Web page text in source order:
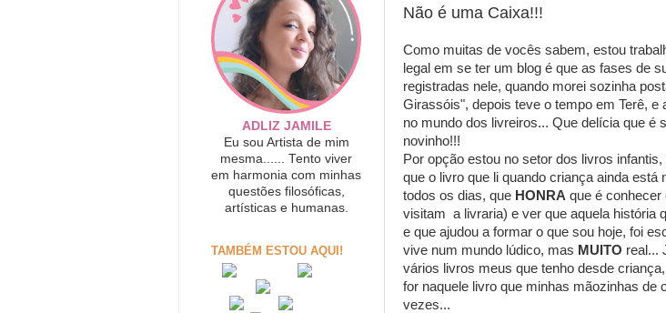
Não é uma Caixa!!!
Como muitas de vocês sabem, estou
legal em se ter um blog é que as fases de
registradas nele, quando morei sozinha
Girassóis", depois teve o tempo em Terê, e
no mundo dos livreiros... Que delícia que é
novinho!!!
Por opção estou no setor dos livros infantis,
que o livro que li quando criança ainda está
todos os dias, que HONRA que é
visitam a livraria) e ver que aquela história
e que ajudou a formar o que sou hoje, foi
vive num mundo lúdico, mas MUITO real...
vários livros meus que tenho desde
for naquele livro que minhas mãozinhas de
vezes...
ADLIZ JAMILE
Eu sou Artista de mim
mesma...... Tento viver
em harmonia com minhas
questões filosóficas,
artísticas e humanas.
TAMBÉM ESTOU AQUI!